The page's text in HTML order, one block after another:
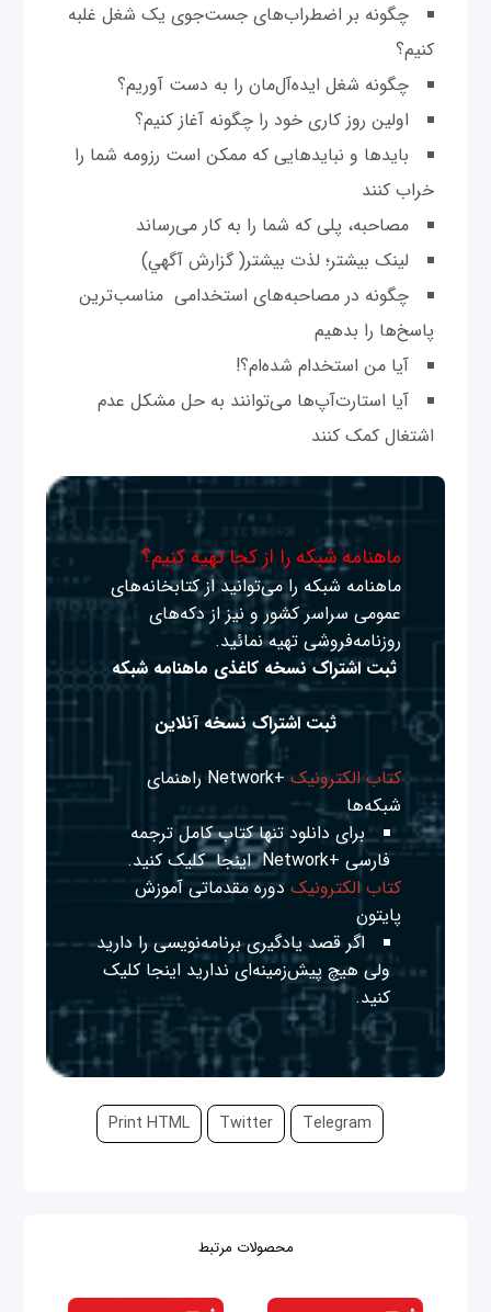
چگونه بر اضطراب‌های جست‌جوی يک شغل غلبه
کنيم؟
چگونه شغل ايده‌آل‌مان را به دست آوريم؟
اولين روز کاری خود را چگونه آغاز کنيم؟
بايدها و نبايدهايی که ممکن است رزومه شما را
خراب کنند
مصاحبه، پلی که شما را به کار می‌رساند
لينک بيشتر؛ لذت بيشتر( گزارش آگهي)
چگونه در مصاحبه‌های استخدامی مناسب‌ترين
پاسخ‌ها را بدهيم
آيا من استخدام شده‌ام؟!
آيا استارت‌آپ‌ها می‌توانند به حل مشکل عدم
اشتغال کمک کنند
ماهنامه شبکه را از کجا تهیه کنیم؟
ماهنامه شبکه را می‌توانید از کتابخانه‌های
عمومی سراسر کشور و نیز از دکه‌های
روزنامه‌فروشی تهیه نمائید.
ثبت اشتراک نسخه کاغذی ماهنامه شبکه
ثبت اشتراک نسخه آنلاین
کتاب الکترونیک
+Network راهنمای
شبکه‌ها
برای دانلود تنها کتاب کامل ترجمه
فارسی +Network
اینجا کلیک کنید.
کتاب الکترونیک دوره مقدماتی آموزش
پایتون
اگر قصد یادگیری برنامه‌نویسی را دارید
ولی هیچ پیش‌زمینه‌ای نداریداینجا کلیک
کنید.
Telegram
Twitter
Print HTML
محصولات مرتبط